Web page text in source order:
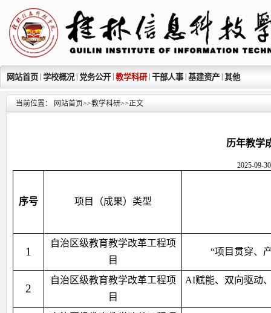
网站首页 学校概况 党务公开 教学科研 干部人事 基建资产 其他
当前位置： 网站首页>>教学科研>>正文
历年教学
2025-09-
序号 项目（成果）类型
1
自治区级教育教学改革工程项
目
“项目贯穿、
2
自治区级教育教学改革工程项
目
AI赋能、双向驱动